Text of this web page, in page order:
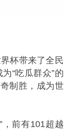
杯带来了全民
“吃瓜群众”的
制胜，成为世
，前有101超越